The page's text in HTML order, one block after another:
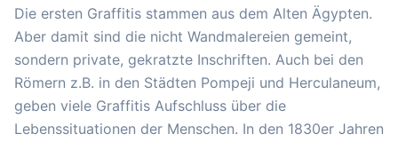
Die ersten Graffitis stammen aus dem Alten Ägypten.
Aber damit sind die nicht Wandmalereien gemeint,
sondern private, gekratzte Inschriften. Auch bei den
Römern z.B. in den Städten Pompeji und Herculaneum,
geben viele Graffitis Aufschluss über die
Lebenssituationen der Menschen. In den 1830er Jahren